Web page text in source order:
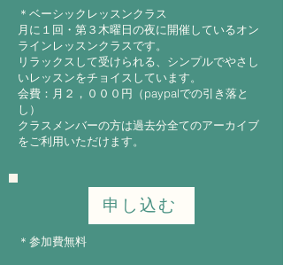
＊ベーシックレッスンクラス
月に１回・第３木曜日の夜に開催しているオン
ラインレッスンクラスです。
リラックスして受けられる、シンプルでやさし
いレッスンをチョイスしています。
会費：月２，０００円（paypalでの引き落と
し）
クラスメンバーの方は過去分全てのアーカイブ
をご利用いただけます。
申し込む
＊参加費無料